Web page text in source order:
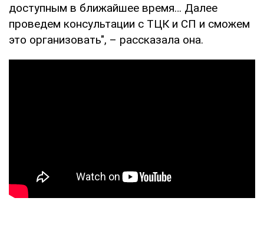
доступным в ближайшее время… Далее
проведем консультации с ТЦК и СП и сможем
это организовать", – рассказала она.